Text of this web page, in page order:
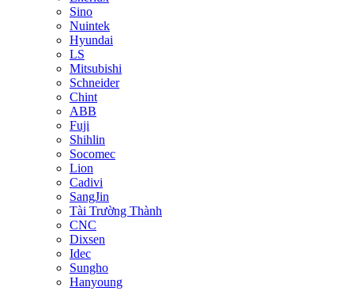
Sino
Nuintek
Hyundai
LS
Mitsubishi
Schneider
Chint
ABB
Fuji
Shihlin
Socomec
Lion
Cadivi
SangJin
Tài Trường Thành
CNC
Dixsen
Idec
Sungho
Hanyoung